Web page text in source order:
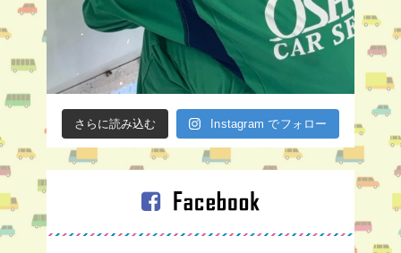
さらに読み込む Instagram でフォロー